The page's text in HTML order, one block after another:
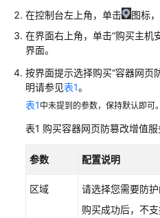
明
快
速
入
门
用
指
在控制台左上角，单击
图标
在界面右上角，单击“购买主机
界面。
按界面提示选择购买“容器网页
明请参见表1。
表1 中未提到的参数，保持默认即可。
表1 购买容器网页防篡改增值
参数 配置说明
区域
请选择您需要防护
购买成功后，不